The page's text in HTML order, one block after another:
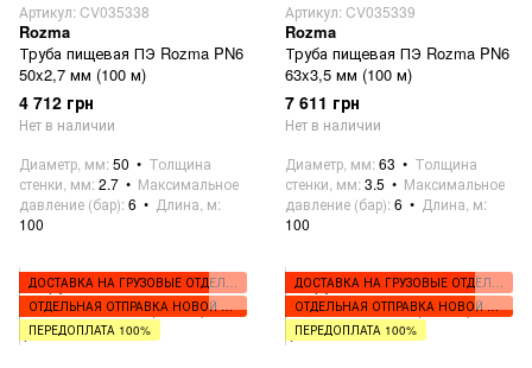
Артикул: CV035338
Rozma
Труба пищевая ПЭ Rozma PN6
50x2,7 мм (100 м)
4 712 грн
Нет в наличии
Диаметр, мм 50
Толщина
стенки, мм 2.7
Максимальное
давление (бар) 6
Длина, м
100
Артикул: CV035339
Rozma
Труба пищевая ПЭ Rozma PN6
63x3,5 мм (100 м)
7 611 грн
Нет в наличии
Диаметр, мм 63
Толщина
стенки, мм 3.5
Максимальное
давление (бар) 6
Длина, м
100
ДОСТАВКА НА ГРУЗОВЫЕ ОТДЕЛЕНИЯ
ОТДЕЛЬНАЯ ОТПРАВКА НОВОЙ ПОЧТОЙ
ПЕРЕДОПЛАТА 100%
ДОСТАВКА НА ГРУЗОВЫЕ ОТДЕЛЕНИЯ
ОТДЕЛЬНАЯ ОТПРАВКА НОВОЙ ПОЧТОЙ
ПЕРЕДОПЛАТА 100%